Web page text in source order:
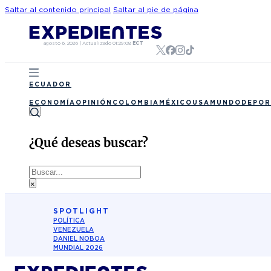
Saltar al contenido principal Saltar al pie de página
agosto 6, 2026 | Actualizado 01:29:08 ECT
ECUADOR
ECONOMÍA OPINIÓN COLOMBIA MÉXICO USA MUNDO
¿Qué deseas buscar?
Buscar
×
SPOTLIGHT
POLÍTICA
VENEZUELA
DANIEL NOBOA
MUNDIAL 2026